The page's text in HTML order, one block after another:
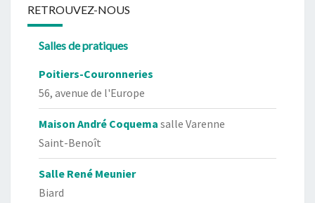
RETROUVEZ-NOUS
Salles de pratiques
Poitiers-Couronneries
56, avenue de l'Europe
Maison André Coquema salle Varenne
Saint-Benoît
Salle René Meunier
Biard